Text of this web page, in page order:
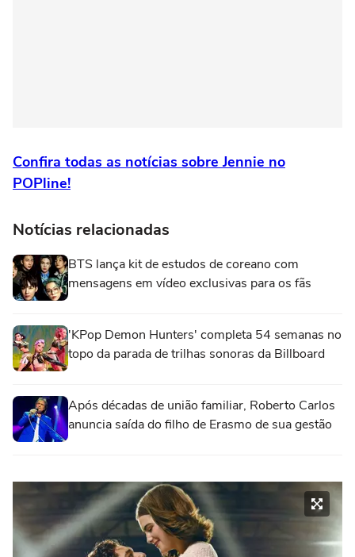
Confira todas as notícias sobre Jennie no
POPline!
Notícias relacionadas
BTS lança kit de estudos de coreano com
mensagens em vídeo exclusivas para os fãs
'KPop Demon Hunters' completa 54 semanas no
topo da parada de trilhas sonoras da Billboard
Após décadas de união familiar, Roberto Carlos
anuncia saída do filho de Erasmo de sua gestão